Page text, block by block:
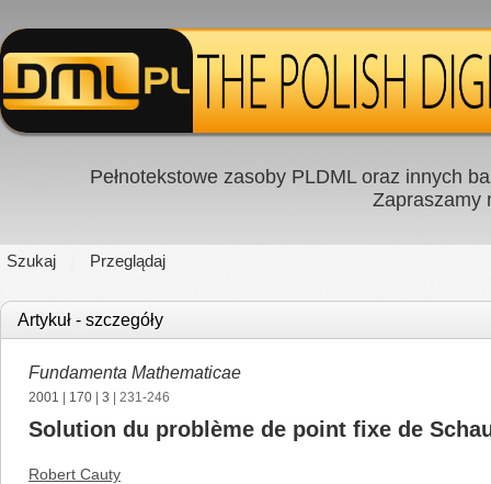
Pełnotekstowe zasoby PLDML oraz innych
Zapraszamy
Szukaj Przeglądaj
Artykuł - szczegóły
Fundamenta Mathematicae
2001 170 3 | 231-246
Solution du problème de point fixe de
Robert Cauty